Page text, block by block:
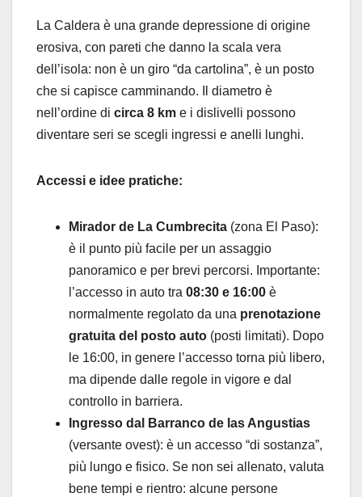
La Caldera è una grande depressione di origine
erosiva, con pareti che danno la scala vera
dell’isola: non è un giro “da cartolina”, è un posto
che si capisce camminando. Il diametro è
nell’ordine di circa 8 km e i dislivelli possono
diventare seri se scegli ingressi e anelli lunghi.
Accessi e idee pratiche:
Mirador de La Cumbrecita (zona El Paso):
è il punto più facile per un assaggio
panoramico e per brevi percorsi. Importante:
l’accesso in auto tra 08:30 e 16:00 è
normalmente regolato da una prenotazione
gratuita del posto auto (posti limitati). Dopo
le 16:00, in genere l’accesso torna più libero,
ma dipende dalle regole in vigore e dal
controllo in barriera.
Ingresso dal Barranco de las Angustias
(versante ovest): è un accesso “di sostanza”,
più lungo e fisico. Se non sei allenato, valuta
bene tempi e rientro: alcune persone